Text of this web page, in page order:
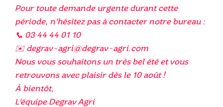
Pour toute demande urgente durant cette
période, n'hésitez pas à contacter notre bureau :
📞 03 44 44 01 10
✉️ degrav-agri@degrav-agri.com
Nous vous souhaitons un très bel été et vous
retrouvons avec plaisir dès le 10 août !
À bientôt,
L'équipe Degrav Agri